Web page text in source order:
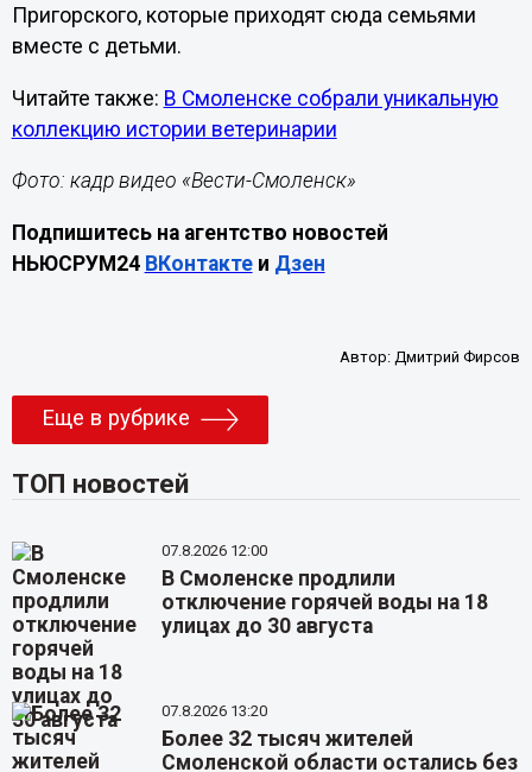
Пригорского, которые приходят сюда семьями
вместе с детьми.
Читайте также: В Смоленске собрали уникальную
коллекцию истории ветеринарии
Фото: кадр видео «Вести-Смоленск»
Подпишитесь на агентство новостей
НЬЮСРУМ24 ВКонтактеи Дзен
Автор:Дмитрий Фирсов
Еще в рубрике
ТОП новостей
07.8.2026 12:00
В Смоленске продлили
отключение горячей воды на 18
улицах до 30 августа
07.8.2026 13:20
Более 32 тысяч жителей
Смоленской области остались без